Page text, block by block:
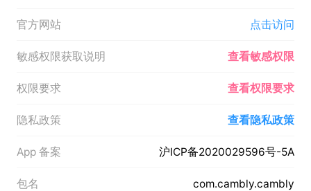
官方网站 点击访问
敏感权限获取说明 查看敏感权限
权限要求 查看权限要求
隐私政策 查看隐私政策
App 备案 沪ICP备2020029596号-5A
包名 com.cambly.cambly